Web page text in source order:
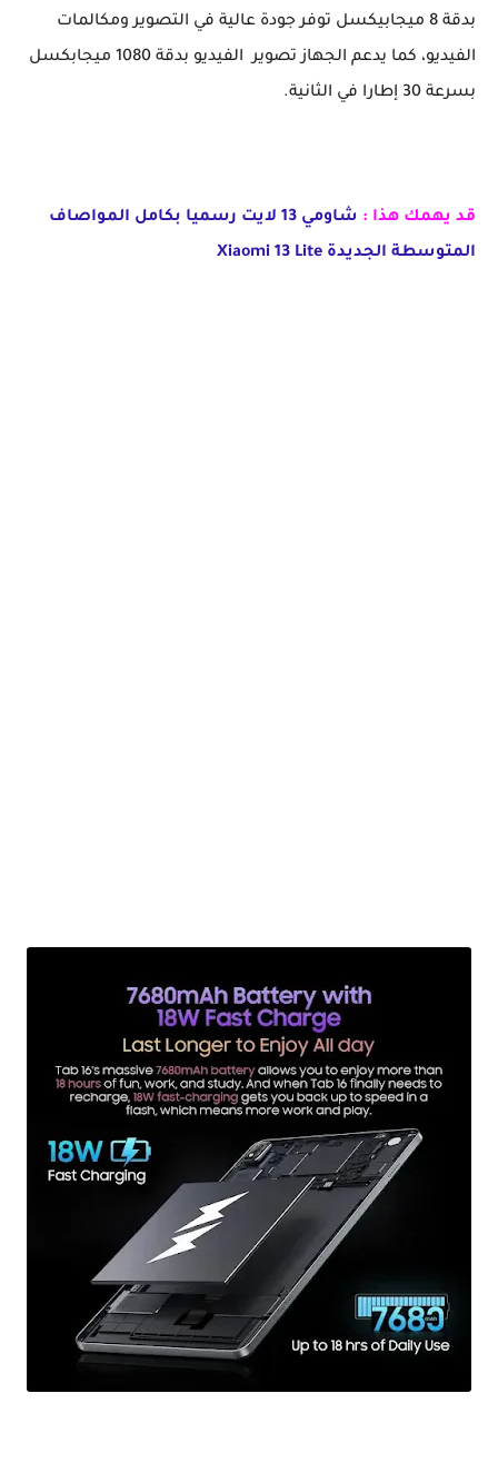
بدقة 8 ميجابيكسل توفر جودة عالية في التصوير ومكالمات
الفيديو، كما يدعم الجهاز تصوير الفيديو بدقة 1080 ميجابكسل
بسرعة 30 إطارا في الثانية.
قد يهمك هذا :
شاومي 13 لايت رسميا بكامل المواصاف
المتوسطة الجديدة Xiaomi 13 Lite